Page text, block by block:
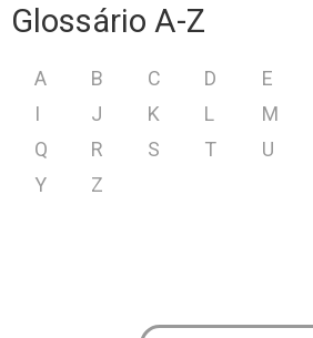
Glossário A-Z
A B C D E
I
J K L M
Q
R S T U
Y
Z